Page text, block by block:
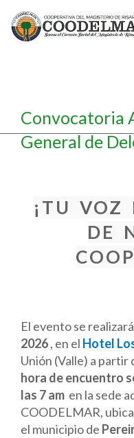
Convocatoria
General de
¡TU VOZ
DE
El evento se
2026, en el Hotel
Unión (Valle) a partir
hora de encuentro
las 7 am en la sede
COODELMAR,
el municipio de